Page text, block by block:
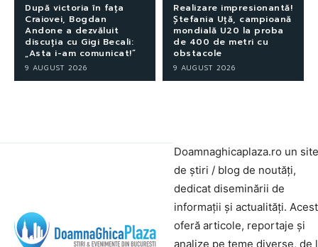
După victoria în fața
Craiovei, Bogdan
Andone a dezvăluit
discuția cu Gigi Becali:
„Asta i-am comunicat!”
9 AUGUST 2026
Realizare impresionantă!
Ștefania Uță, campioană
mondială U20 la proba
de 400 de metri cu
obstacole
9 AUGUST 2026
Doamnaghicaplaza.ro un site
de știri / blog de noutăți,
dedicat diseminării de
informații și actualități.
oferă articole, reportaje și
analize pe teme diverse, de